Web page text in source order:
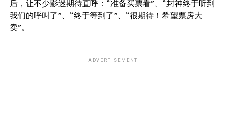
后，让不少影迷期待直呼：“准备买票看”、“封神终于听到
我们的呼叫了”、“终于等到了”、“很期待！希望票房大
卖”。
ADVERTISEMENT